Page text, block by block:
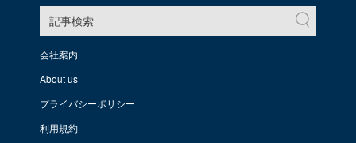
記事検索
会社案内
About us
プライバシーポリシー
利用規約